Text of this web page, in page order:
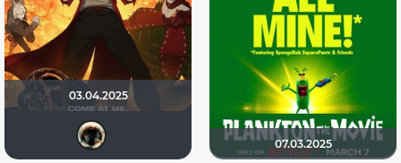
03.04.2025
07.03.2025